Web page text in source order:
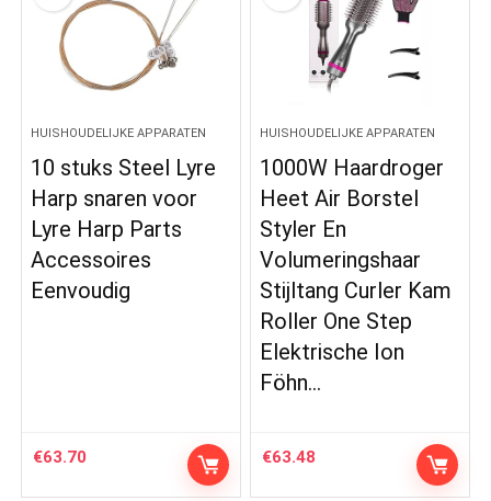
HUISHOUDELIJKE APPARATEN
10 stuks Steel Lyre
Harp snaren voor
Lyre Harp Parts
Accessoires
Eenvoudig
€63.70
HUISHOUDELIJKE APPARATEN
1000W Haardroger
Heet Air Borstel
Styler En
Volumeringshaar
Stijltang Curler Kam
Roller One Step
Elektrische Ion
Föhn…
€63.48